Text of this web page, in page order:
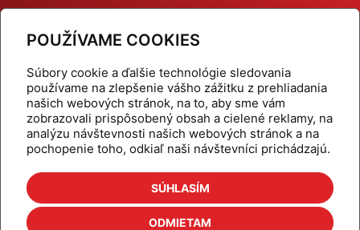
POUŽÍVAME COOKIES
Súbory cookie a ďalšie technológie sledovania
používame na zlepšenie vášho zážitku z prehliadania
našich webových stránok, na to, aby sme vám
zobrazovali prispôsobený obsah a cielené reklamy, na
analýzu návštevnosti našich webových stránok a na
pochopenie toho, odkiaľ naši návštevníci prichádzajú.
SÚHLASÍM
ODMIETAM
Dynamické termostatické ventily
Domov
Produkty
Aktuality
Odber šikovné tipy
Kalkulačky
Cenníky
Na stiahnutie
Referencie
Kontakt